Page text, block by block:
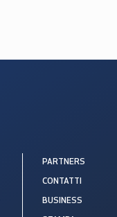
PARTNERS
CONTATTI
BUSINESS